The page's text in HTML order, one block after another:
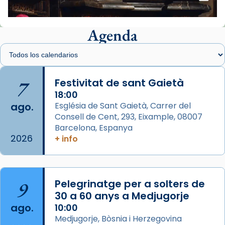
View on Facebook Share
Arquebisbat de Barcelona
2 weeks ago
Memòria de les santes Juliana i
Semproniana, verges i màrtirs.
Acompanyant la història de sant Cugat, a
partir de l’Edat Mitjana sorgeix la tradició
que les santes Juliana (“relatiu a Júlia”) i
Semproniana (“relatiu a Semprònia =
eterna”) són deixebles seves. I l’any 1667, el
frare Joan Gaspar Roig, afirma en una obra
que les santes són filles de l’antiga Iluro.
Mataró en reivindicarà les relíq
...Ver más
Foto
Agenda
7
ago.
2026
Festivitat de sant Gaietà
18:00
Església de Sant Gaietà, Carrer del
Consell de Cent, 293, Eixample, 08007
Barcelona, Espanya
+ info
9
ago.
Pelegrinatge per a solters de
30 a 60 anys a Medjugorje
10:00
Medjugorje, Bòsnia i Herzegovina